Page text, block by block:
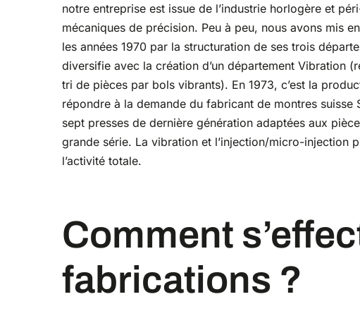
notre entreprise est issue de l’industrie horlogère et
mécaniques de précision. Peu à peu, nous avons mis
les années 1970 par la structuration de ses trois
diversifie avec la création d’un département Vibration
tri de pièces par bols vibrants). En 1973, c’est la
répondre à la demande du fabricant de montres
sept presses de dernière génération adaptées aux
grande série. La vibration et l’injection/micro-injection
l’activité totale.
Comment s’effectuent ces
fabrications ?